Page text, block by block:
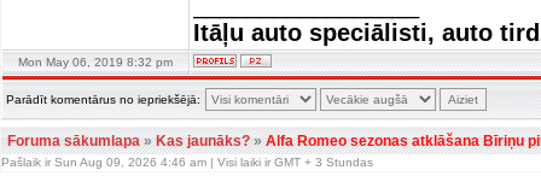
Itāļu auto speciālisti, auto
Mon May 06, 2019 8:32 pm
Parādīt komentārus no iepriekšējā:
Foruma sākumlapa»Kas jaunāks?»Alfa Romeo sezonas atklāšana Bīriņu
Pašlaik ir Sun Aug 09, 2026 4:46 am | Visi laiki ir GMT + 3 Stundas